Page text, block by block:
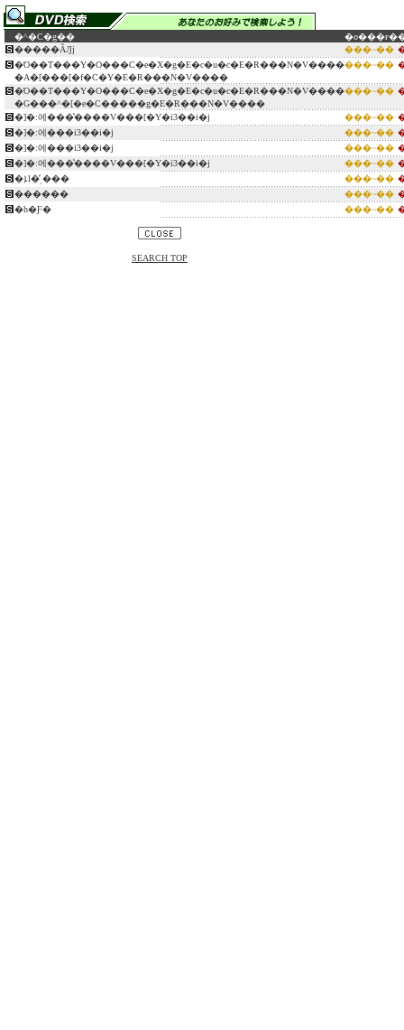
�^�C�g�� �o���ғ�
�����ĂԒj
���~��
�Ό��T���Y�O���C�e�X�g�E�c�u�c�E�R���N�V����
�A�[���[�f�C�Y�E�R���N�V����
���~��
�Ό��T���Y�O���C�e�X�g�E�c�u�c�E�R���N�V����
�G���^�[�e�C�����g�E�R���N�V����
���~��
�]�ː에���̔����V���[�Y�i3��i�j ���~��
�]�ː에���i3��i�j
���~��
�]�ː에���i3��i�j
���~��
�]�ː에���̔����V���[�Y�i3��i�j
���~��
�ܐl�̓ˌ���
���~��
������
���~��
�h�Ƒ�
���~��
SEARCH TOP